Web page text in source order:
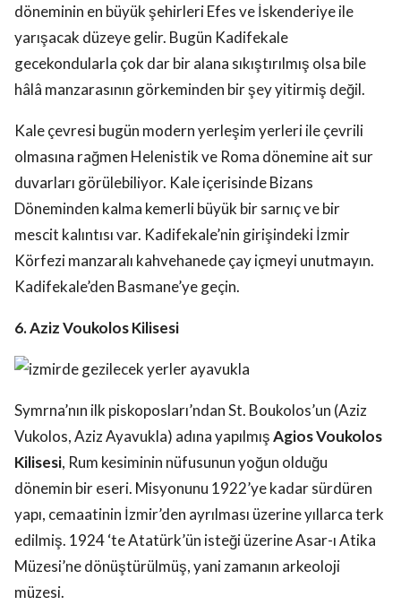
döneminin en büyük şehirleri Efes ve İskenderiye ile
yarışacak düzeye gelir. Bugün Kadifekale
gecekondularla çok dar bir alana sıkıştırılmış olsa bile
hâlâ manzarasının görkeminden bir şey yitirmiş değil.
Kale çevresi bugün modern yerleşim yerleri ile çevrili
olmasına rağmen Helenistik ve Roma dönemine ait sur
duvarları görülebiliyor. Kale içerisinde Bizans
Döneminden kalma kemerli büyük bir sarnıç ve bir
mescit kalıntısı var. Kadifekale’nin girişindeki İzmir
Körfezi manzaralı kahvehanede çay içmeyi unutmayın.
Kadifekale’den Basmane’ye geçin.
6. Aziz Voukolos Kilisesi
Symrna’nın ilk piskoposları’ndan St. Boukolos’un (Aziz
Vukolos, Aziz Ayavukla) adına yapılmışAgios Voukolos
Kilisesi, Rum kesiminin nüfusunun yoğun olduğu
dönemin bir eseri. Misyonunu 1922’ye kadar sürdüren
yapı, cemaatinin İzmir’den ayrılması üzerine yıllarca terk
edilmiş. 1924 ‘te Atatürk’ün isteği üzerine Asar-ı Atika
Müzesi’ne dönüştürülmüş, yani zamanın arkeoloji
müzesi.